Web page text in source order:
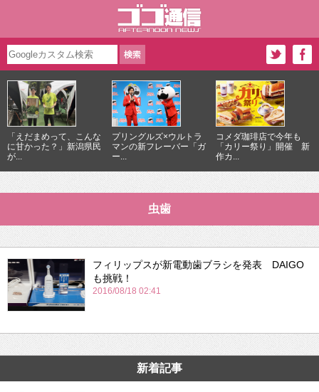
「えだまめって、こんな
に甘かった？」新潟県民
が...
プリングルズ×ウルトラ
マンの新フレーバー「ガ
ー...
コメダ珈琲店で今年も
「カリー祭り」開催 新
作カ...
虫歯
フィリップスが新電動歯ブラシを発表 DAIGO
も挑戦！
2016/08/18 02:41
新着記事